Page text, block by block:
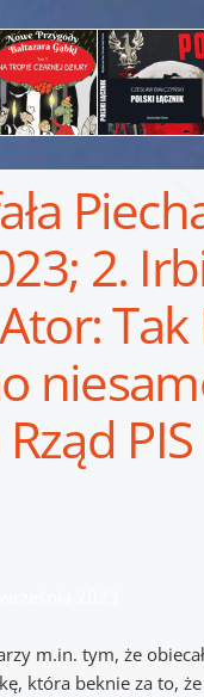
2.
Tak
m.in. tym, że
która beknie za to,